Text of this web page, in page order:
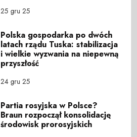
25 gru 25
Polska gospodarka po dwóch
latach rządu Tuska: stabilizacja
i wielkie wyzwania na niepewną
przyszłość
24 gru 25
Partia rosyjska w Polsce?
Braun rozpoczął konsolidację
środowisk prorosyjskich